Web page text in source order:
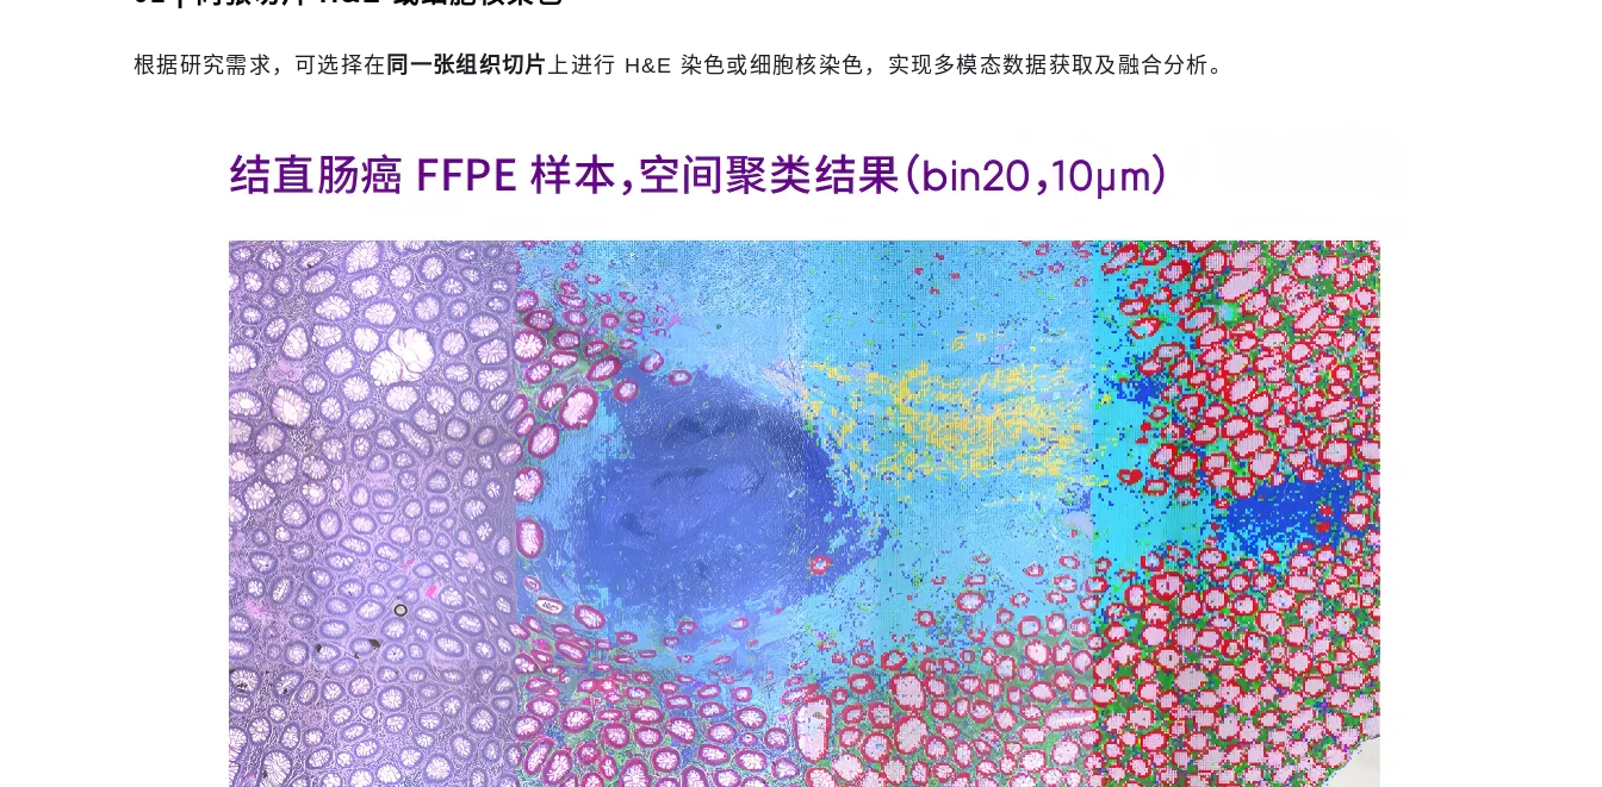
根据研究需求，可选择在 同一张组织切片上进行 H&E 染色或细胞核染色，实现多模态数据获取及融合分析。